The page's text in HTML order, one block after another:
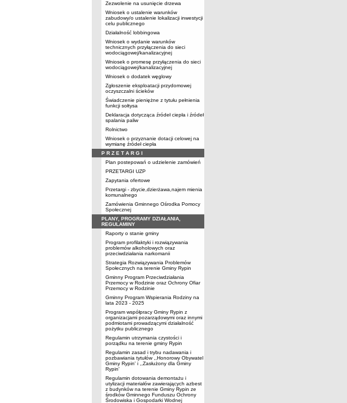
Zezwolenie na usunięcie drzewa
Wniosek o ustalenie warunków
zabudowy/o ustalenie lokalizacji inwestycji
celu publicznego
Działalność lobbingowa
Wniosek o wydanie warunków
technicznych przyłączenia do sieci
wodociągowej/kanalizacyjnej
Wniosek o promesę przyłączenia do sieci
wodociągowej/kanalizacyjnej
Wniosek o dodatek węglowy
Zgłoszenie eksploatacji przydomowej
oczyszczalni ścieków
Świadczenie pieniężne z tytułu pełnienia
funkcji sołtysa
Deklaracja dotycząca źródeł ciepła i źródeł
spalania paliw
Rolnictwo
Wniosek o przyznanie dotacji celowej na
wymianę źródeł ciepła
P R Z E T A R G I
Plan postepowań o udzielenie zamówień
PRZETARGI UZP
Zapytania ofertowe
Przetargi - zbycie,dzierżawa,najem mienia
komunalnego
Zamówienia Gminnego Ośrodka Pomocy
Społecznej
PLANY, PROGRAMY DZIAŁANIA,
REGULAMINY
Raporty o stanie gminy
Program profilaktyki i rozwiązywania
problemów alkoholowych oraz
przeciwdziałania narkomanii
Strategia Rozwiązywania Problemów
Społecznych na terenie Gminy Rypin
Gminny Program Przeciwdziałania
Przemocy w Rodzinie oraz Ochrony Ofiar
Przemocy w Rodzinie
Gminny Program Wspierania Rodziny na
lata 2023 - 2025
Program współpracy Gminy Rypin z
organizacjami pozarządowymi oraz innymi
podmiotami prowadzącymi działalność
pożytku publicznego
Regulamin utrzymania czystości i
porządku na terenie gminy Rypin
Regulamin zasad i trybu nadawania i
pozbawiania tytułów ,,Honorowy Obywatel
Gminy Rypin' i ,,Zasłużony dla Gminy
Rypin'
Regulamin dotowania demontażu i
utylizacji materiałów zawierających azbest
z budynków na terenie Gminy Rypin ze
środków Gminnego Funduszu Ochrony
Środowiska i Gospodarki Wodnej